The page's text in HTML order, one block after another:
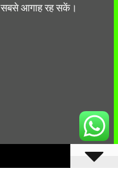
सबसे आगाह रह सकें।